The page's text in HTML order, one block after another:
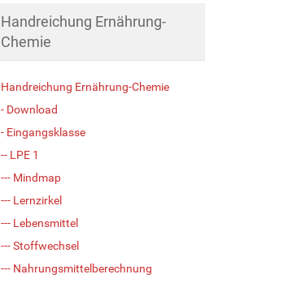
Handreichung Ernährung-
Chemie
Handreichung Ernährung-Chemie
- Download
- Eingangsklasse
-- LPE 1
--- Mindmap
--- Lernzirkel
--- Lebensmittel
--- Stoffwechsel
--- Nahrungsmittelberechnung